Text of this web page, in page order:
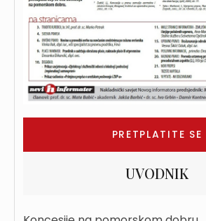
PRETPLATITE SE
UVODNIK